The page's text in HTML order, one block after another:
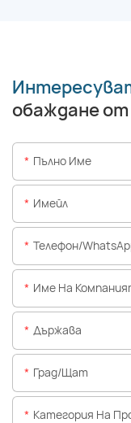
обаждане
Пълно Име
Имейл
Телефон/
Име На
Държава
Град/щат
Категория На